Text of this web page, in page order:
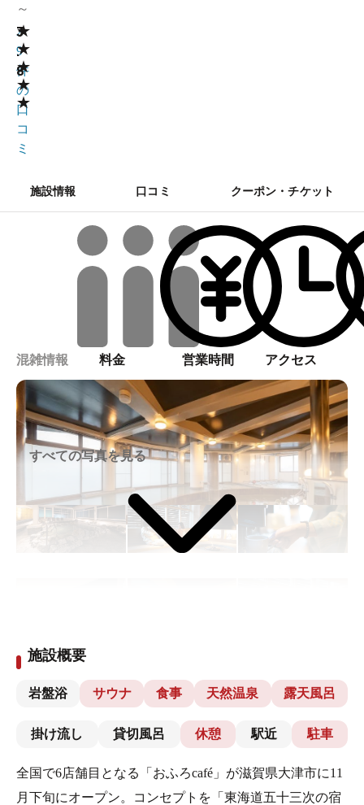
～
★
★
★
★
★
3
.
8
2
9
件
の
口
コ
ミ
施設情報 口コミ クーポン・チケット
混雑情報 料金 営業時間 アクセス
すべての写真を見る
施設概要
岩盤浴 サウナ 食事 天然温泉 露天風呂
掛け流し 貸切風呂 休憩 駅近 駐車
全国で6店舗目となる「おふろcafé」が滋賀県大津市に11
月下旬にオープン。コンセプトを「東海道五十三次の宿